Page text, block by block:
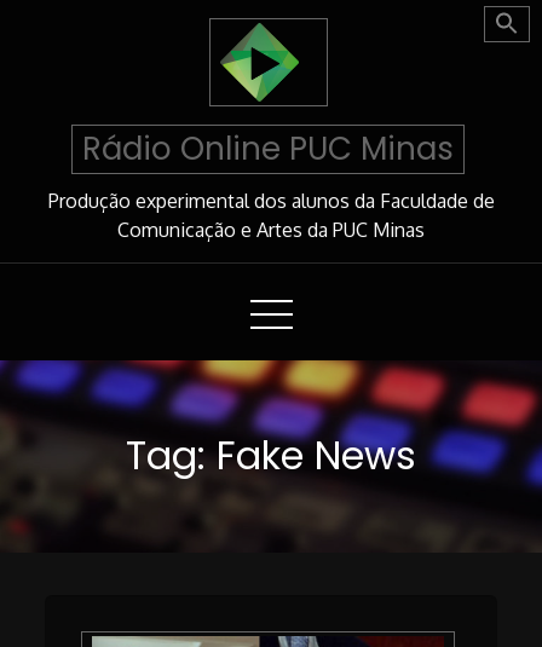
Rádio Online PUC Minas
Produção experimental dos alunos da Faculdade de
Comunicação e Artes da PUC Minas
Tag:Fake News